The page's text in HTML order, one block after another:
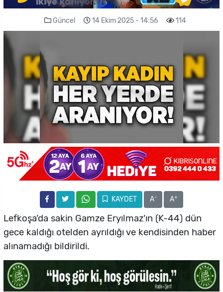
Güncel 14 Ekim 2025 - 14:56 114
KAYDET A- A+
Lefkoşa’da sakin Gamze Eryılmaz’ın (K-44) dün
gece kaldığı otelden ayrıldığı ve kendisinden haber
alınamadığı bildirildi.